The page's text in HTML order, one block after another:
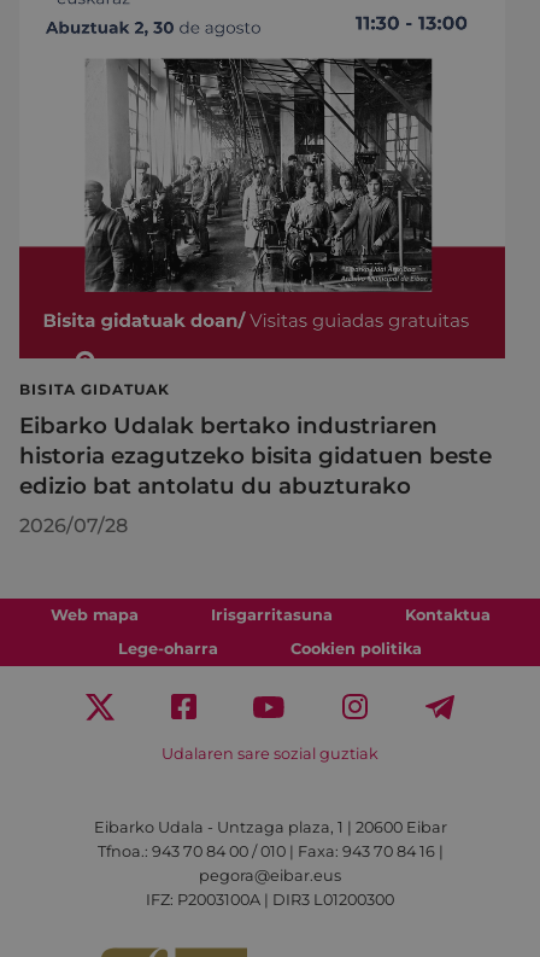
BISITA GIDATUAK
Eibarko Udalak bertako industriaren
historia ezagutzeko bisita gidatuen beste
edizio bat antolatu du abuzturako
2026/07/28
Web mapa Irisgarritasuna
Kontaktua
Lege-oharra
Cookien politika
Udalaren sare sozial guztiak
Eibarko Udala - Untzaga plaza, 1 | 20600 Eibar
Tfnoa.: 943 70 84 00 / 010 | Faxa: 943 70 84 16 |
pegora@eibar.eus
IFZ: P2003100A | DIR3 L01200300